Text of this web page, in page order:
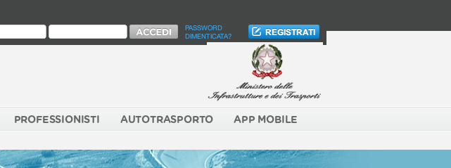
PASSWORD
DIMENTICATA?
PROFESSIONISTI AUTOTRASPORTO APP MOBILE